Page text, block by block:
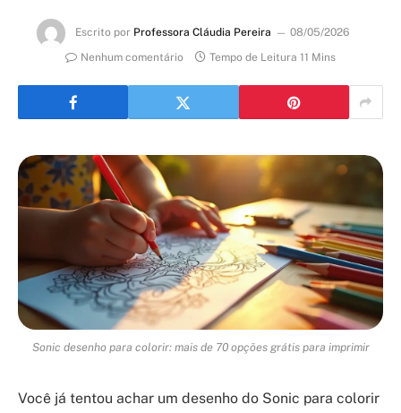
Escrito por Professora Cláudia Pereira
08/05/2026
Nenhum comentário
Tempo de Leitura 11 Mins
Sonic desenho para colorir: mais de 70 opções grátis para imprimir
Você já tentou achar um desenho do Sonic para colorir